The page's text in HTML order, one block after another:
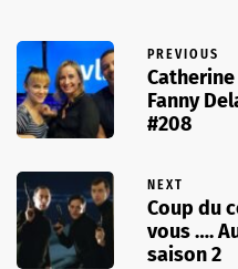
PREVIOUS
Fanny
#208
NEXT
Coup du
vous ….
saison 2